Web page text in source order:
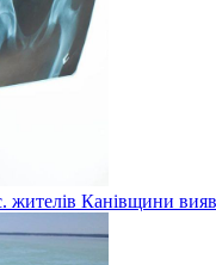
жителів Канівщини